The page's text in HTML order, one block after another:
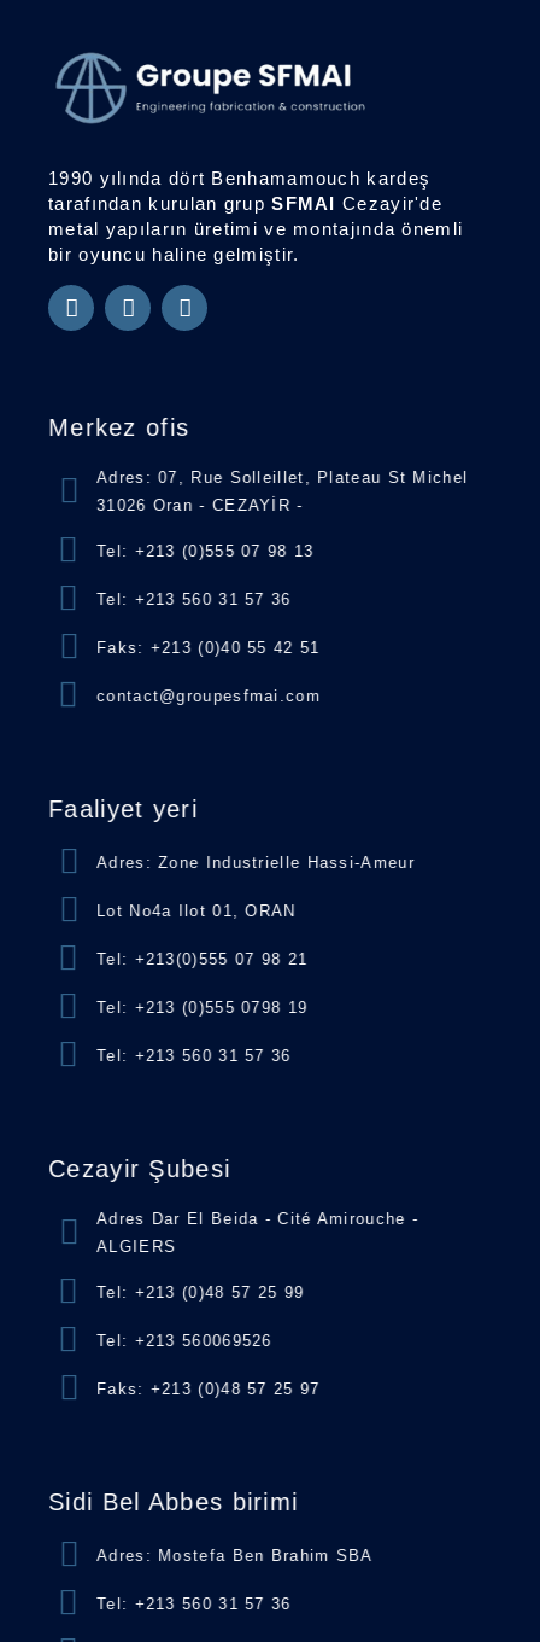
1990 yılında dört Benhamamouch kardeş
tarafından kurulan grupSFMAI Cezayir'de
metal yapıların üretimi ve montajında önemli
bir oyuncu haline gelmiştir.
Merkez ofis
Adres: 07, Rue Solleillet, Plateau St Michel
31026 Oran - CEZAYİR -
Tel: +213 (0)555 07 98 13
Tel: +213 560 31 57 36
Faks: +213 (0)40 55 42 51
contact@groupesfmai.com
Faaliyet yeri
Adres: Zone Industrielle Hassi-Ameur
Lot No4a Ilot 01, ORAN
Tel: +213(0)555 07 98 21
Tel: +213 (0)555 0798 19
Tel: +213 560 31 57 36
Cezayir Şubesi
Adres Dar El Beida - Cité Amirouche -
ALGIERS
Tel: +213 (0)48 57 25 99
Tel: +213 560069526
Faks: +213 (0)48 57 25 97
Sidi Bel Abbes birimi
Adres: Mostefa Ben Brahim SBA
Tel: +213 560 31 57 36